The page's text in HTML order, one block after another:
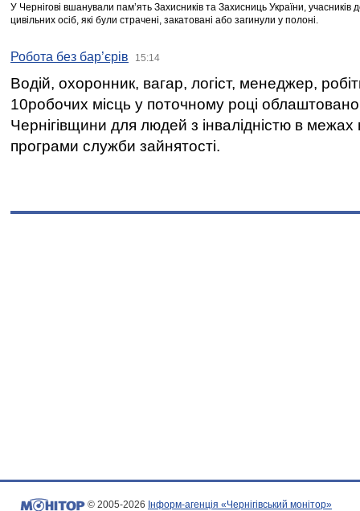
У Чернігові вшанували пам’ять Захисників та Захисниць України,
цивільних осіб, які були страчені, закатовані або загинули у полоні.
Робота без бар’єрів 15:14
Водій, охоронник, вагар, логіст, менеджер,
10робочих місць у поточному році
Чернігівщини для людей з інвалідністю в межах
програми служби зайнятості.
© 2005-2026 Інформ-агенція «Чернігівський монітор»